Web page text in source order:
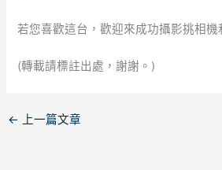
若您喜歡這台，歡迎來成功攝影挑相機
(轉載請標註出處，謝謝。)
← 上一篇文章